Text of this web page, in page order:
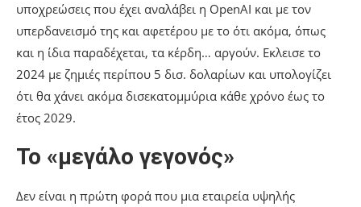
υποχρεώσεις που έχει αναλάβει η OpenAI και με τον
υπερδανεισμό της και αφετέρου με το ότι ακόμα, όπως
και η ίδια παραδέχεται, τα κέρδη… αργούν. Εκλεισε το
2024 με ζημιές περίπου 5 δισ. δολαρίων και υπολογίζει
ότι θα χάνει ακόμα δισεκατομμύρια κάθε χρόνο έως το
έτος 2029.
Το «μεγάλο γεγονός»
Δεν είναι η πρώτη φορά που μια εταιρεία υψηλής